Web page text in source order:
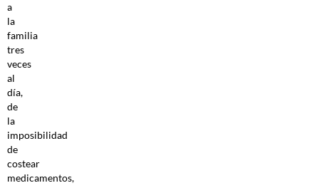
a
la
familia
tres
veces
al
día,
de
la
imposibilidad
de
costear
medicamentos,